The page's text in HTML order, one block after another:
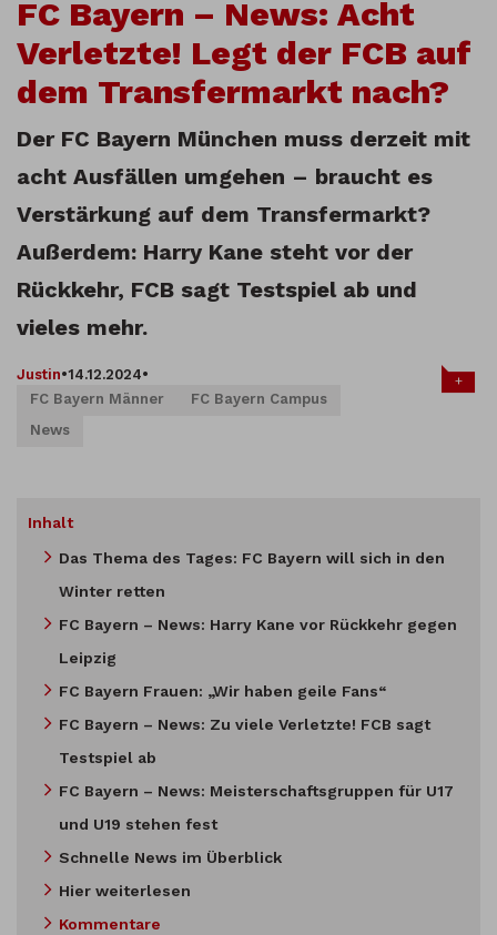
FC Bayern – News: Acht
Verletzte! Legt der FCB auf
dem Transfermarkt nach?
Der FC Bayern München muss derzeit mit
acht Ausfällen umgehen – braucht es
Verstärkung auf dem Transfermarkt?
Außerdem: Harry Kane steht vor der
Rückkehr, FCB sagt Testspiel ab und
vieles mehr.
Justin•14.12.2024•
FC Bayern Männer
FC Bayern Campus
News
+
Inhalt
Das Thema des Tages: FC Bayern will sich in den
Winter retten
FC Bayern – News: Harry Kane vor Rückkehr gegen
Leipzig
FC Bayern Frauen: „Wir haben geile Fans“
FC Bayern – News: Zu viele Verletzte! FCB sagt
Testspiel ab
FC Bayern – News: Meisterschaftsgruppen für U17
und U19 stehen fest
Schnelle News im Überblick
Hier weiterlesen
Kommentare